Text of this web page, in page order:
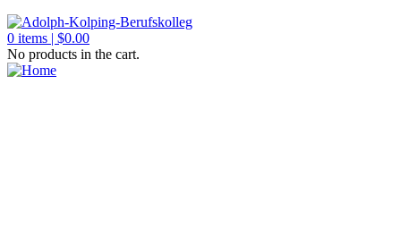
0 items | $0.00
No products in the cart.